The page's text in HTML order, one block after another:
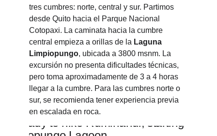
tres cumbres: norte, central y sur. Partimos
desde Quito hacia el Parque Nacional
Cotopaxi. La caminata hacia la cumbre
central empieza a orillas de la Laguna
Limpiopungo, ubicada a 3800 msnm. La
excursión no presenta dificultades técnicas,
pero toma aproximadamente de 3 a 4 horas
llegar a la cumbre. Para las cumbres norte o
sur, se recomienda tener experiencia previa
en escalada en roca.